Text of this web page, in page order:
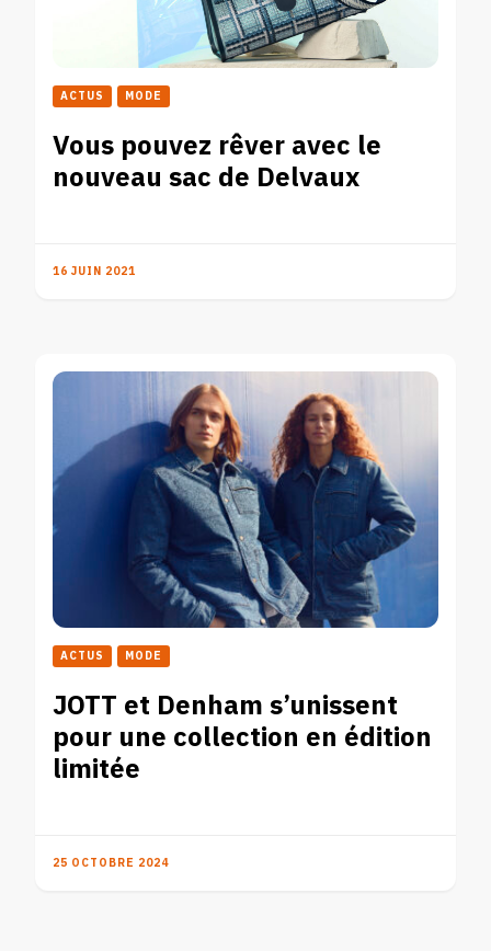
ACTUS MODE
Vous pouvez rêver avec le
nouveau sac de Delvaux
16 JUIN 2021
ACTUS MODE
JOTT et Denham s’unissent
pour une collection en édition
limitée
25 OCTOBRE 2024